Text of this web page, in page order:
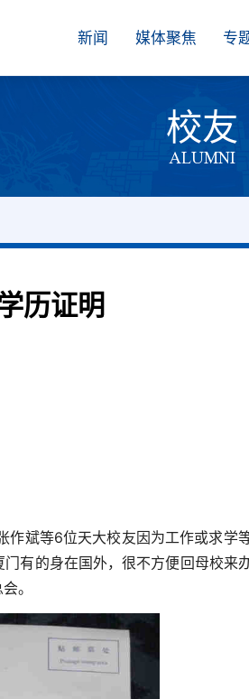
新闻 媒体聚焦 专
校友
ALUMNI
历证明
作斌等6位天大校友因为工作或求学
有的身在国外，很不方便回母校来
。